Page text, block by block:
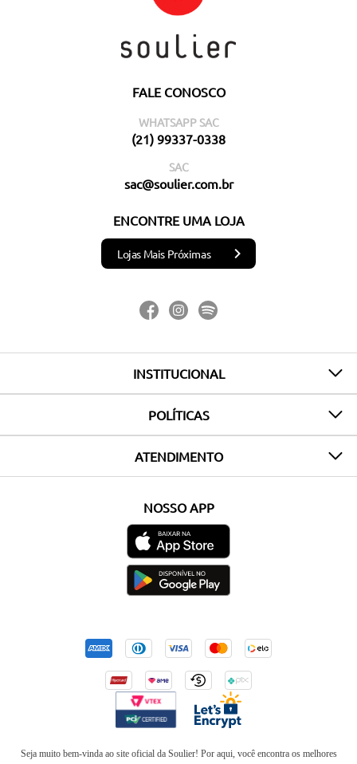
FALE CONOSCO
WHATSAPP SAC
(21) 99337-0338
SAC
sac@soulier.com.br
ENCONTRE UMA LOJA
Lojas Mais Próximas
INSTITUCIONAL
POLÍTICAS
ATENDIMENTO
NOSSO APP
Seja muito bem-vinda ao site oficial da Soulier! Por aqui, você encontra os melhores